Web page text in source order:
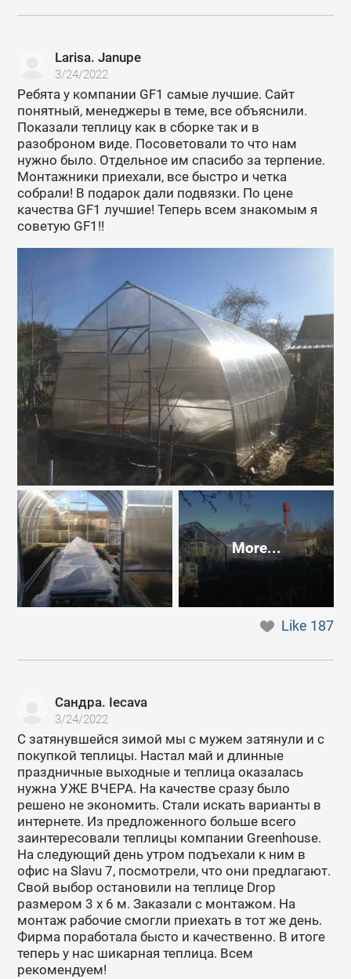
Larisa. Janupe
3/24/2022
Ребята у компании GF1 самые лучшие. Сайт
понятный, менеджеры в теме, все объяснили.
Показали теплицу как в сборке так и в
разоброном виде. Посоветовали то что нам
нужно было. Отдельное им спасибо за терпение.
Монтажники приехали, все быстро и четка
собрали! В подарок дали подвязки. По цене
качества GF1 лучшие! Теперь всем знакомым я
советую GF1!!
More...
Like 187
Сандра. Iecava
3/24/2022
С затянувшейся зимой мы с мужем затянули и с
покупкой теплицы. Настал май и длинные
праздничные выходные и теплица оказалась
нужна УЖЕ ВЧЕРА. На качестве сразу было
решено не экономить. Стали искать варианты в
интернете. Из предложенного больше всего
заинтересовали теплицы компании Greenhouse.
На следующий день утром подъехали к ним в
офис на Slavu 7, посмотрели, что они предлагают.
Свой выбор остановили на теплице Drop
размером 3 x 6 м. Заказали с монтажом. На
монтаж рабочие смогли приехать в тот же день.
Фирма поработала бысто и качественно. В итоге
теперь у нас шикарная теплица. Всем
рекомендуем!